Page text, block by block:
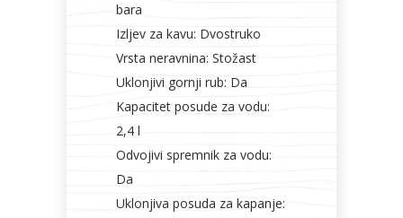
bara
Izljev za kavu: Dvostruko
Vrsta neravnina: Stožast
Uklonjivi gornji rub: Da
Kapacitet posude za vodu:
2,4 l
Odvojivi spremnik za vodu:
Da
Uklonjiva posuda za kapanje: